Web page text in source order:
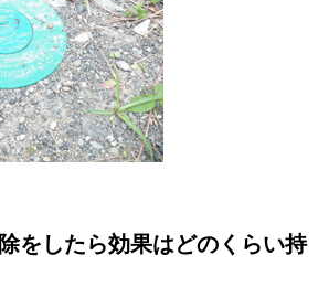
をしたら効果はどのくらい持